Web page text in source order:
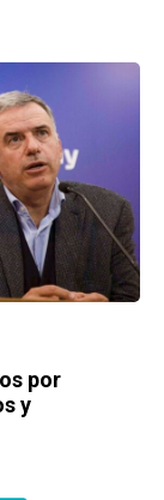
por
y